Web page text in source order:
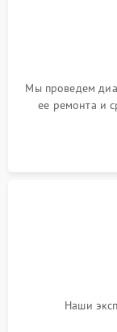
Мы проведем
ее ремонта и
Наши